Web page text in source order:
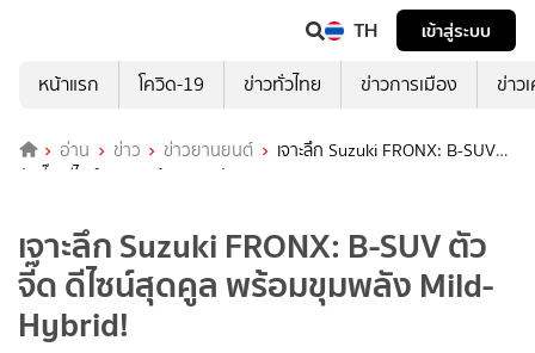
TH
เข้าสู่ระบบ
หน้าแรก
โควิด-19 ข่าวทั่วไทย ข่าวการเมือง ข่าว
อ่าน ข่าว ข่าวยานยนต์
เจาะลึก Suzuki FRONX: B-SUV
ตัวจี๊ด ดีไซน์สุดคูล พร้อมขุมพลัง Mild-Hybrid!
เจาะลึก Suzuki FRONX: B-SUV ตัว
จี๊ด ดีไซน์สุดคูล พร้อมขุมพลัง Mild-
Hybrid!